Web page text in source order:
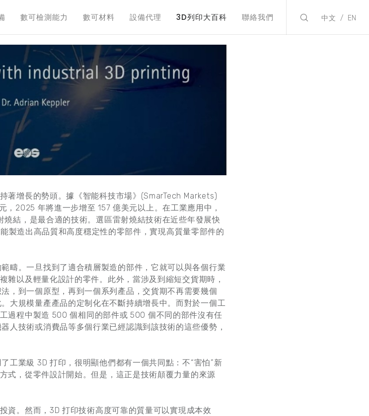
中文 EN
數可檢測能力 數可材料 設備代理 3D列印大百科 聯絡我們
著增長的勢頭。據《智能科技市場》(SmarTech Markets)
，2025 年將進一步增至 157 億美元以上。在工業應用中，
結，是最合適的技術。選區雷射燒結技術在近些年發展快
製造出高品質和高度穩定性的零部件，實現高質量零部件的
疇。一旦找到了適合積層製造的部件，它就可以與各個行業
雜以及輕量化設計的零件。此外，當涉及到縮短交貨期時，
，到一個原型，再到一個系列產品，交貨期不再需要幾個
大規模量產產品的定制化在不斷持續增長中。而對於一個工
過程中製造 500 個相同的部件或 500 個不同的部件沒有任
人技術或消費品等多個行業已經認識到該技術的這些優勢，
工業級 3D 打印，很明顯他們都有一個共同點：不“害怕”新
式，從零件設計開始。但是，這正是技術顛覆力量的來源
資。然而，3D 打印技術高度可靠的質量可以實現成本效